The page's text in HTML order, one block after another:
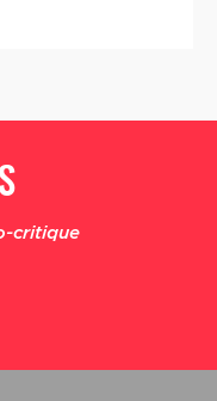
critique